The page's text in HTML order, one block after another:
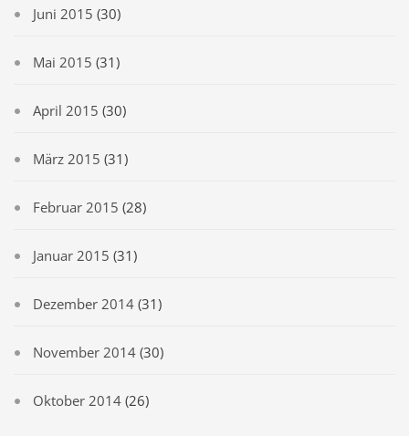
Juni 2015 (30)
Mai 2015 (31)
April 2015 (30)
März 2015 (31)
Februar 2015 (28)
Januar 2015 (31)
Dezember 2014 (31)
November 2014 (30)
Oktober 2014 (26)